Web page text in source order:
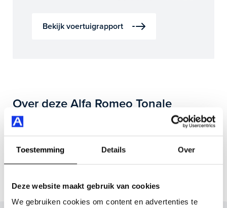
Toestemming Details Over
Deze website maakt gebruik van cookies
We gebruiken cookies om content en advertenties te
Bekijk voertuigrapport
Over deze Alfa Romeo Tonale
Deze mooie Alfa Romeo Tonale 1.3T PHEV 280pk Veloce
gekregen en heeft 26.351 km op de teller staan. Bij
binnenkomst is de Tonale vakkundig gecontroleerd. Het
historie te downloaden.